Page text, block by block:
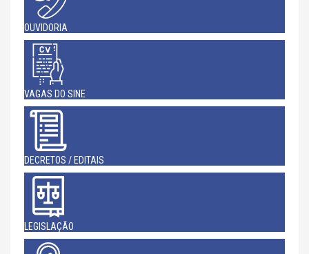
OUVIDORIA
VAGAS DO SINE
DECRETOS / EDITAIS
LEGISLAÇÃO